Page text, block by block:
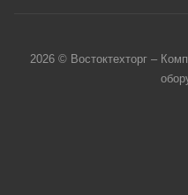
2026 © Востоктехторг –